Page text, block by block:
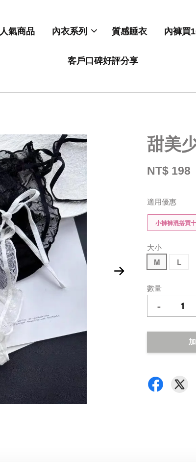
人氣商品 內衣系列 質感睡衣 內褲買
客戶口碑好評分享
甜美
NT$ 198
適用優惠
小褲褲混搭買
大小
M L
數量
-